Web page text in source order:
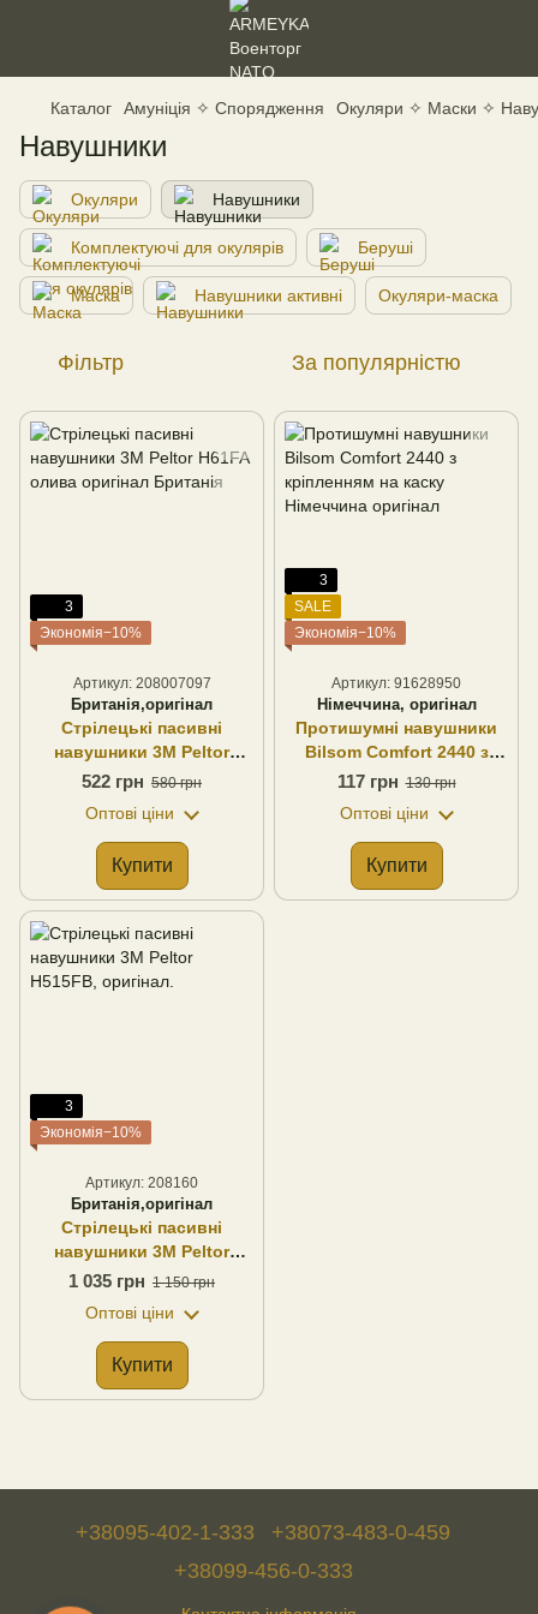
Каталог Амуніція ✧ Спорядження Окуляри ✧ Маски ✧
Навушники
Окуляри Навушники
Комплектуючі для окулярів Беруші
Маска Навушники активні Окуляри-маска
Фільтр За популярністю
3
Экономія−10%
Артикул: 208007097
Британія,оригінал
Стрілецькі пасивні
навушники 3M Peltor
H61FA олива оригінал
522 грн 580 грн
Оптові ціни
Купити
3
SALE
Экономія−10%
Артикул: 91628950
Німеччина, оригінал
Протишумні навушники
Bilsom Comfort 2440 з
кріпленням на каску
117 грн 130 грн
Оптові ціни
Купити
3
Экономія−10%
Артикул: 208160
Британія,оригінал
Стрілецькі пасивні
навушники 3M Peltor
H515FB, оригінал.
1 035 грн 1 150 грн
Оптові ціни
Купити
+38095-402-1-333
+38073-483-0-459
+38099-456-0-333